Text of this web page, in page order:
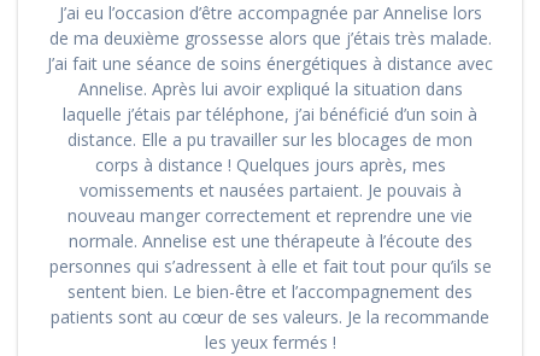
J’ai eu l’occasion d’être accompagnée par Annelise lors
de ma deuxième grossesse alors que j’étais très malade.
J’ai fait une séance de soins énergétiques à distance avec
Annelise. Après lui avoir expliqué la situation dans
laquelle j’étais par téléphone, j’ai bénéficié d’un soin à
distance. Elle a pu travailler sur les blocages de mon
corps à distance ! Quelques jours après, mes
vomissements et nausées partaient. Je pouvais à
nouveau manger correctement et reprendre une vie
normale. Annelise est une thérapeute à l’écoute des
personnes qui s’adressent à elle et fait tout pour qu’ils se
sentent bien. Le bien-être et l’accompagnement des
patients sont au cœur de ses valeurs. Je la recommande
les yeux fermés !